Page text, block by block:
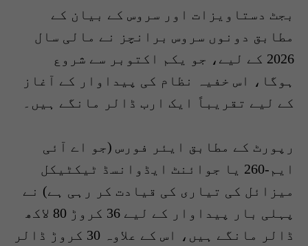
بجٹ دستاویزات اور سروس کے بیان کے
مطابق دونوں سروس برانچز نے مالی سال
2026 کے لیے، جو یکم اکتوبر سے شروع
ہوگا، اس خفیہ نظام کی پیداوار کے آغاز
کے لیے تقریباً ایک ارب ڈالر مانگے ہیں۔
رپورٹ کے مطابق ایئر فورس (جو اے آئی
ایم-260 یا جوائنٹ ایڈوانسڈ ٹیکٹیکل
میزائل کی تیاری کی قیادت کر رہی ہے) نے
پہلی بار پیداوار کے لیے 36 کروڑ 80 لاکھ
ڈالر مانگے ہیں، اس کے علاوہ 30 کروڑ ڈالر